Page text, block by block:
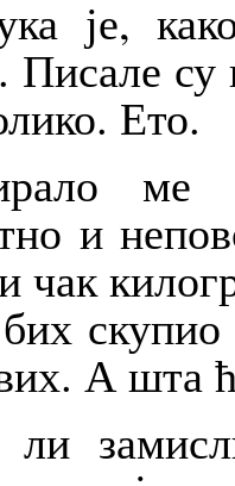
је,
Писале
Ето.
ме
и
чак
А шта